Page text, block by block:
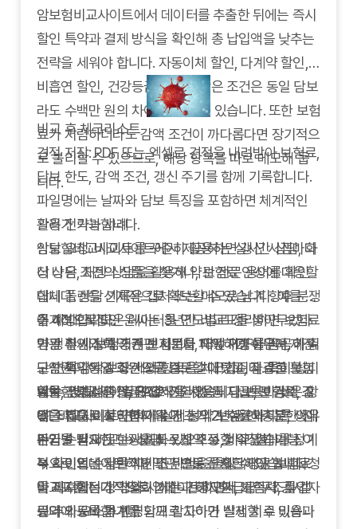
암보험비교사이트에서 데이터를 추출한 뒤에는 즉시
할인 특약과 결제 방식을 확인해 총 납입액을 낮추는
전략을 세워야 합니다. 자동이체 할인, 다계약 할인,
비흡연 할인, 건강등급 할인과 같은 조건은 동일 담보
라도 수백만 원의 차이를 만들 수 있습니다. 또한 보험
료가 저렴하더라도 감액 조건이 까다롭다면 장기적으
로 불리할 수 있으므로, 해당 항목을 따로 메모해 둡
니다.
비교 후 체크리스트
견적 저장: PDF 또는 엑셀로 견적을 내려받아 보험료,
담보 한도, 감액 조건, 갱신 주기를 함께 기록합니다.
파일명에는 날짜와 담보 특징을 포함하면 체계적인
관리가 가능합니다.
상담 요청: 비교사이트에서 제공하는 실시간 상담, 화
상 상담, 채팅 상담을 활용해 약관 전문 용어를 확인
합니다. 상담 기록은 캡처 또는 메모로 남겨 향후 분쟁
을 예방합니다.
약관 확인: 보험증권 전자문서, 약관 PDF를 꼼꼼히 읽
고 면책·감액·보상 제외 항목을 체크합니다. 특히 상피
내암, 경계성종양, 대장제자리암 등 지급률이 낮은 항
목을 별도로 정리합니다.
가입 순서: 비교 → 상담 → 청약 → 청약철회 가능 여
부 확인의 순서를 지키면 위험을 줄일 수 있습니다. 청
약 직후에는 청약철회 기한과 해지환급금 구조를 캘
린더에 등록합니다.
활용 전략과 사례
암보험비교사이트를 꾸준히 활용하면 갱신 시점마다
더 나은 조건의 상품을 찾거나, 보험료 인상에 대응할
대체 플랜을 선제적으로 확보할 수 있습니다. 예를 들
어 40대 직장인 윤씨는 3년간 비교표를 쌓아두었다
가 갱신 시점에 기존 보험보다 18% 저렴하면서 재진
단암 특약이 강화된 상품으로 갈아탔고, 절감한 보험
료를 건강검진 적금으로 전환했습니다. 반면 감액 조
건을 제대로 확인하지 않아 초기 2년 동안 충분한 진
단금을 받지 못한 사례도 있으므로, 비교 결과를 정기
적으로 업데이트하며 약관 변동을 체크해야 합니다.
주기적으로 모은 데이터를 연도별로 정리하면 보험료
변동 추세와 특약 개편 시기를 파악하기 쉬우며, 가족
구성원이 동일 조건으로 검토할 때 기준 자료로 활용
할 수 있습니다. 같은 양식을 사용해 담보, 보험료, 감
액 조건을 비교하면 가족 간 논의가 수월해지고, 생애
주기별 필요한 보장을 빠르게 조정할 수 있습니다.
암보험비교사이트 FAQ
Q1.비교사이트 견적이 실제 청약 보험료와 다른 이유
는?
→ 사이트는 일반적인 조건으로 산출한 평균 보험료
를 제시합니다. 청약 시에는 건강고지, 가족력, 직업
등 추가 요소가 반영되므로 차이가 발생할 수 있습니
비교표를 정기적으로 업데이트하면서 보험사 공시 자
료와 의료비 통계를 함께 참고하면 실제 치료 비용과